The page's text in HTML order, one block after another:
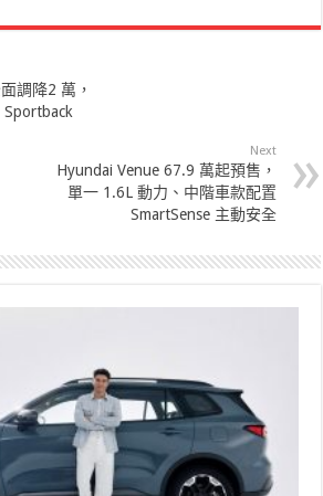
調降2 萬，
Next
Hyundai Venue 67.9 萬起預售，
單一 1.6L 動力、中階車款配置
SmartSense 主動安全